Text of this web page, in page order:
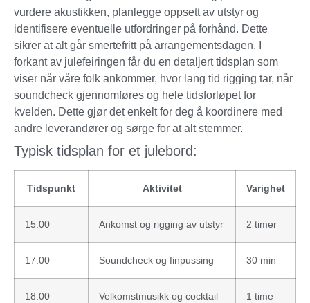
vurdere akustikken, planlegge oppsett av utstyr og
identifisere eventuelle utfordringer på forhånd. Dette
sikrer at alt går smertefritt på arrangementsdagen. I
forkant av julefeiringen får du en detaljert tidsplan som
viser når våre folk ankommer, hvor lang tid rigging tar, når
soundcheck gjennomføres og hele tidsforløpet for
kvelden. Dette gjør det enkelt for deg å koordinere med
andre leverandører og sørge for at alt stemmer.
Typisk tidsplan for et julebord:
Tidspunkt Aktivitet Varighet
15:00 Ankomst og rigging av utstyr 2 timer
17:00 Soundcheck og finpussing 30 min
18:00 Velkomstmusikk og cocktail 1 time